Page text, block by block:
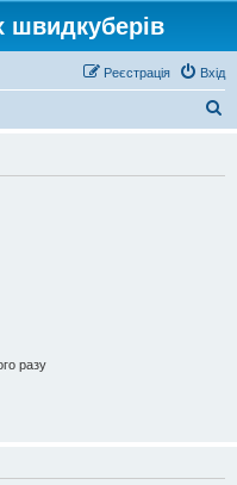
швидкуберів
Вхід
Реєстрація
разу